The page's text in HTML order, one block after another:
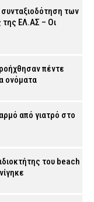
συνταξιοδότηση των
της ΕΛ.ΑΣ – Οι
πέντε
ονόματα
από γιατρό στο
του beach